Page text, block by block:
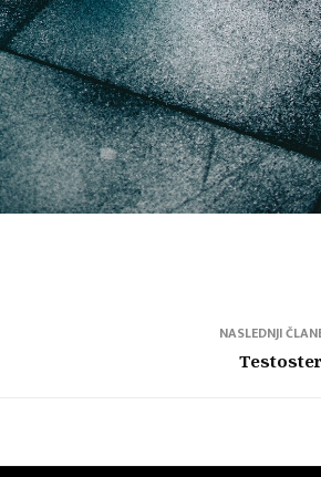
NASLEDNJI